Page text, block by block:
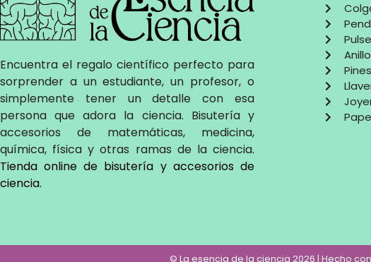
Encuentra el regalo científico perfecto para
sorprender a un estudiante, un profesor, o
simplemente tener un detalle con esa
persona que adora la ciencia. Bisutería y
accesorios de matemáticas, medicina,
química, física y otras ramas de la ciencia.
Tienda online de bisutería y accesorios de
ciencia.
Pines
© La esencia de la ciencia 2026 | Hecho